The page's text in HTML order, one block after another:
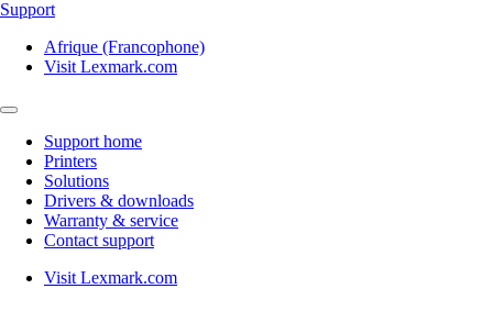
Support
Afrique (Francophone)
Visit Lexmark.com
Support home
Printers
Solutions
Drivers & downloads
Warranty & service
Contact support
Visit Lexmark.com